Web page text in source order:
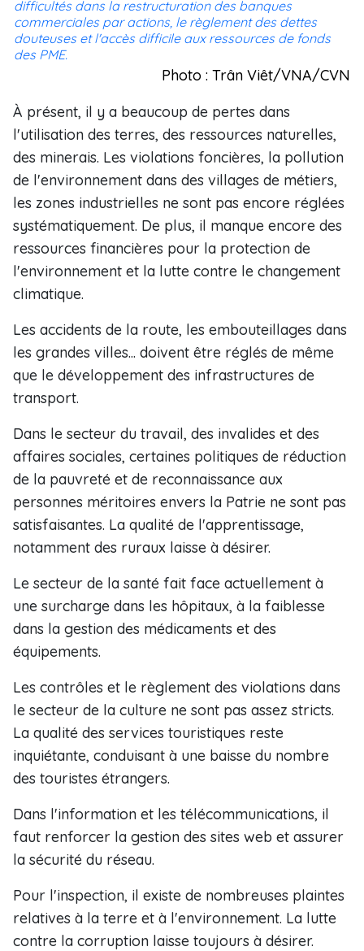
difficultés dans la restructuration des banques
commerciales par actions, le règlement des dettes
douteuses et l'accès difficile aux ressources de fonds
des PME.
Photo : Trân Viêt/VNA/CVN
À présent, il y a beaucoup de pertes dans
l'utilisation des terres, des ressources naturelles,
des minerais. Les violations foncières, la pollution
de l'environnement dans des villages de métiers,
les zones industrielles ne sont pas encore réglées
systématiquement. De plus, il manque encore des
ressources financières pour la protection de
l'environnement et la lutte contre le changement
climatique.
Les accidents de la route, les embouteillages dans
les grandes villes... doivent être réglés de même
que le développement des infrastructures de
transport.
Dans le secteur du travail, des invalides et des
affaires sociales, certaines politiques de réduction
de la pauvreté et de reconnaissance aux
personnes méritoires envers la Patrie ne sont pas
satisfaisantes. La qualité de l'apprentissage,
notamment des ruraux laisse à désirer.
Le secteur de la santé fait face actuellement à
une surcharge dans les hôpitaux, à la faiblesse
dans la gestion des médicaments et des
équipements.
Les contrôles et le règlement des violations dans
le secteur de la culture ne sont pas assez stricts.
La qualité des services touristiques reste
inquiétante, conduisant à une baisse du nombre
des touristes étrangers.
Dans l'information et les télécommunications, il
faut renforcer la gestion des sites web et assurer
la sécurité du réseau.
Pour l'inspection, il existe de nombreuses plaintes
relatives à la terre et à l'environnement. La lutte
contre la corruption laisse toujours à désirer.